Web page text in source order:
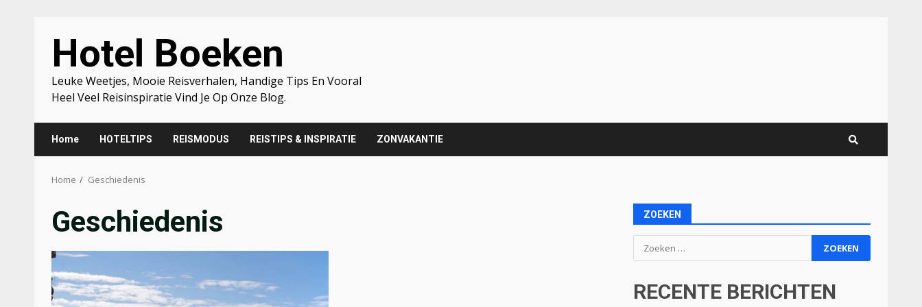
content
Hotel Boeken
Leuke Weetjes, Mooie Reisverhalen, Handige Tips En Vooral
Heel Veel Reisinspiratie Vind Je Op Onze Blog.
Home HOTELTIPS REISMODUS REISTIPS & INSPIRATIE ZONVAKANTIE
Home Geschiedenis
Geschiedenis ZOEKEN
Zoeken
naar:
RECENTE BERICHTEN